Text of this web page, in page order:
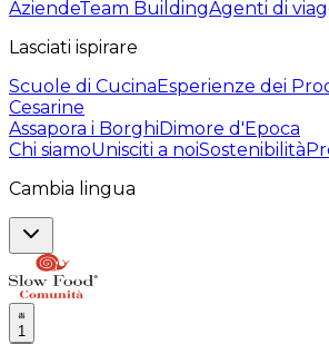
AziendeTeam BuildingAgenti di
Lasciati ispirare
Scuole di CucinaEsperienze dei
Cesarine
Assapora i BorghiDimore d'Epoca
Chi siamoUnisciti a noiSostenibilità
Cambia lingua
1